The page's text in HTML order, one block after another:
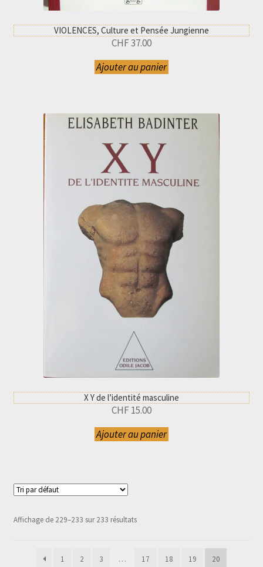
VIOLENCES, Culture et Pensée Jungienne
CHF37.00
Ajouter au panier
X Y de l’identité masculine
CHF 15.00
Ajouter au panier
Affichage de 229–233 sur 233 résultats
1 2 3 … 17 18 19 20